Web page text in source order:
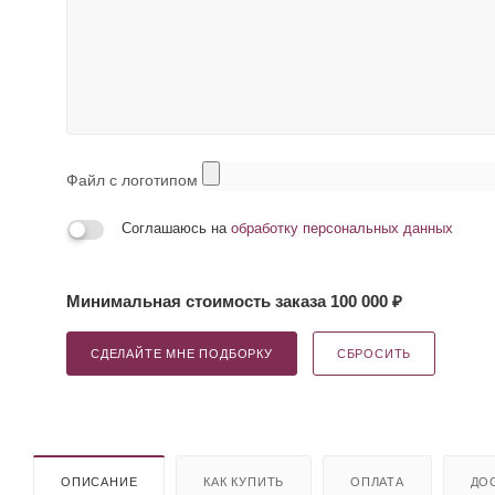
Файл с логотипом
Соглашаюсь на обработку персональных данных
Минимальная стоимость заказа 100 000 ₽
СДЕЛАЙТЕ МНЕ ПОДБОРКУ СБРОСИТЬ
ОПИСАНИЕ КАК КУПИТЬ ОПЛАТА